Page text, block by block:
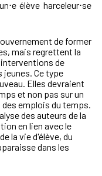
élève harceleur⋅se
de former
mais regrettent la
de
Ce type
Elles devraient
et non pas sur un
des emplois du temps.
des auteurs de la
en lien avec le
la vie d'élève, du
dans les